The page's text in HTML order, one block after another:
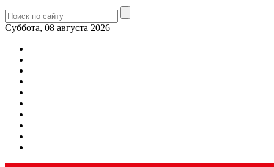
Суббота, 08 августа 2026